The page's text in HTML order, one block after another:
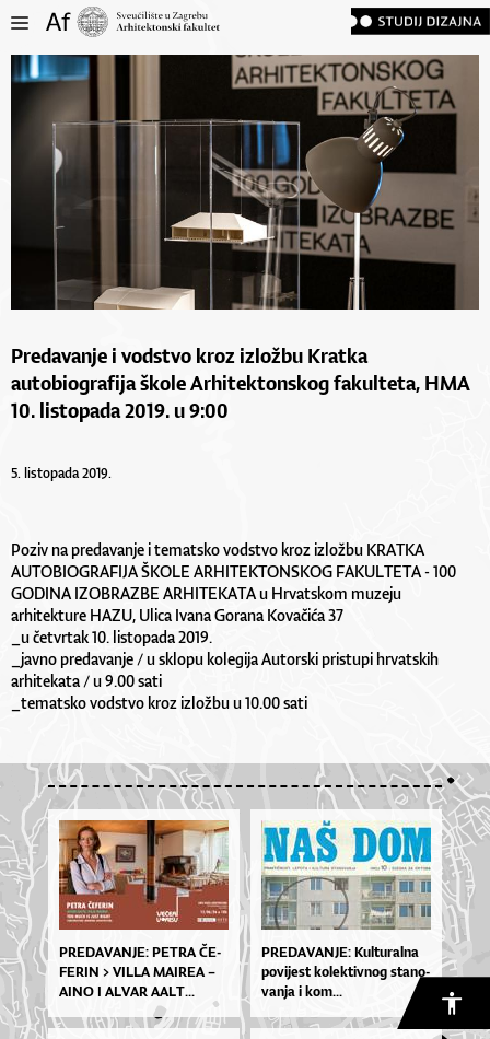
Predavanje i vodstvo kroz izložbu Kratka
autobiografija škole Arhitektonskog fakulteta, HMA
10. listopada 2019. u 9:00
5. listopada 2019.
Poziv na predavanje i tematsko vodstvo kroz izložbu KRATKA
AUTOBIOGRAFIJA ŠKOLE ARHITEKTONSKOG FAKULTETA - 100
GODINA IZOBRAZBE ARHITEKATA u Hrvatskom muzeju
arhitekture HAZU, Ulica Ivana Gorana Kovačića 37
_u četvrtak 10. listopada 2019.
_javno predavanje / u sklopu kolegija Autorski pristupi hrvatskih
arhitekata / u 9.00 sati
_tematsko vodstvo kroz izložbu u 10.00 sati
PRE­DA­VA­NJE: PE­TRA ČE­
FE­RIN > VIL­LA MA­I­REA –
AI­NO I AL­VAR AA­LT...
PRE­DA­VA­NJE: Kul­tu­ral­na
po­vi­je­st ko­lek­tiv­nog sta­no­
van­ja i kom...